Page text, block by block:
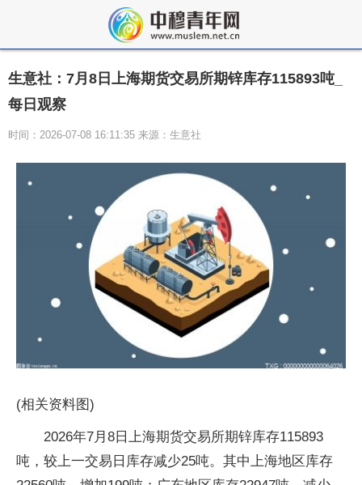
生意社：7月8日上海期货交易所期锌库存115893吨_
每日观察
时间：2026-07-08 16:11:35 来源：生意社
(相关资料图)
2026年7月8日上海期货交易所期锌库存115893
吨，较上一交易日库存减少25吨。其中上海地区库存